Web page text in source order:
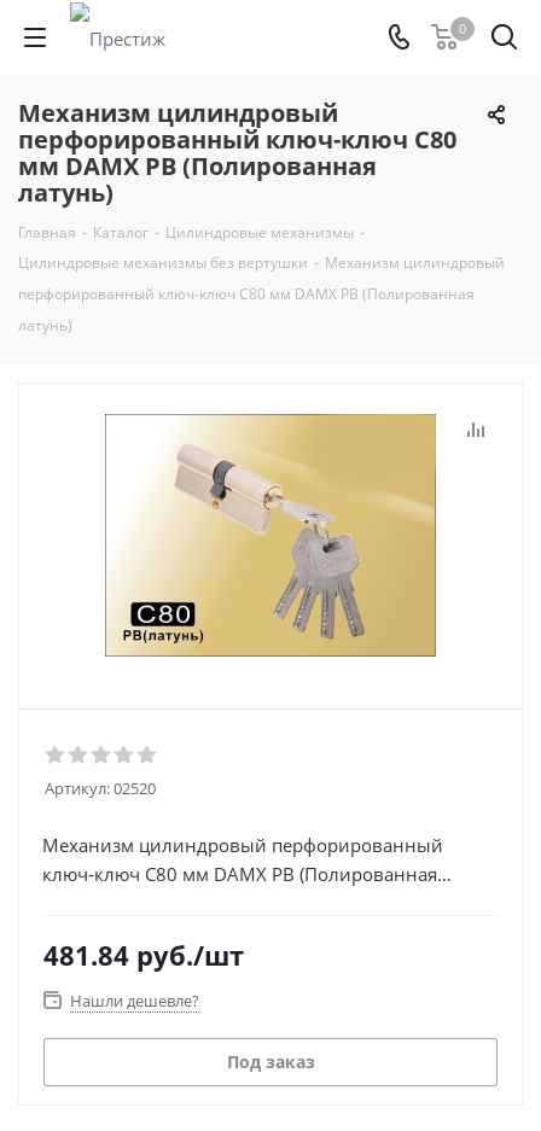
0
Механизм цилиндровый
перфорированный ключ-ключ С80
мм DAMX PB (Полированная
латунь)
Главная - Каталог - Цилиндровые механизмы -
Цилиндровые механизмы без вертушки - Механизм цилиндровый
перфорированный ключ-ключ С80 мм DAMX PB (Полированная
латунь)
Артикул:02520
Механизм цилиндровый перфорированный
ключ-ключ С80 мм DAMX PB (Полированная
481.84 руб./шт
Нашли дешевле?
Под заказ